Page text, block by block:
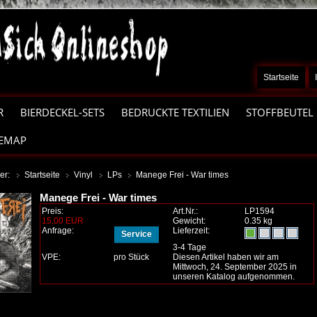
Startseite
BIERDECKEL-SETS BEDRUCKTE TEXTILIEN STOFFBEUTEL
Startseite Vinyl LPs Manege Frei - War times
Manege Frei - War times
Preis:
15,00 EUR
Art.Nr.:
LP1594
Gewicht:
0.35 kg
Anfrage:
Service
Lieferzeit:
3-4 Tage
VPE:
pro Stück
Diesen Artikel haben wir am
Mittwoch, 24. September 2025 in
unseren Katalog aufgenommen.